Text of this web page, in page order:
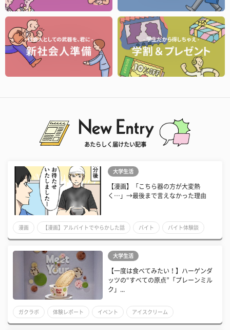
あたらしく届けたい記事
大学生活
【漫画】「こちら器の方が大変熱
く…」→最後まで言えなかった理由
漫画 【漫画】アルバイトでやらかした話 バイト バイト体験談
大学生活
【一度は食べてみたい！】ハーゲンダ
ッツの“すべての原点”「プレーンミル
ク」...
ガクラボ 体験レポート イベント アイスクリーム